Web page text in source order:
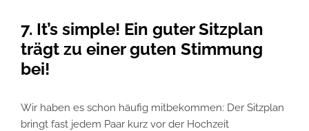
7. It’s simple! Ein guter Sitzplan
trägt zu einer guten Stimmung
bei!
Wir haben es schon häufig mitbekommen: Der Sitzplan
bringt fast jedem Paar kurz vor der Hochzeit